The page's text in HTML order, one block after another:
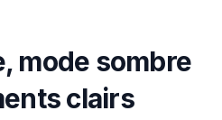
mode sombre
clairs